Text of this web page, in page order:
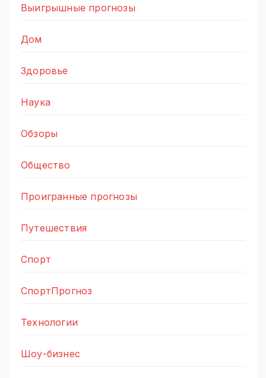
Выигрышные прогнозы
Дом
Здоровье
Наука
Обзоры
Общество
Проигранные прогнозы
Путешествия
Спорт
СпортПрогноз
Технологии
Шоу-бизнес